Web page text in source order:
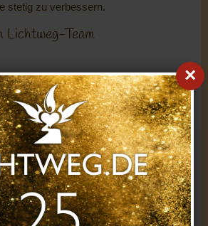
×
stetig zu verbessern.
Lichtweg-Team
Vereinspreis der Sparkasse »
Kontakt zu uns